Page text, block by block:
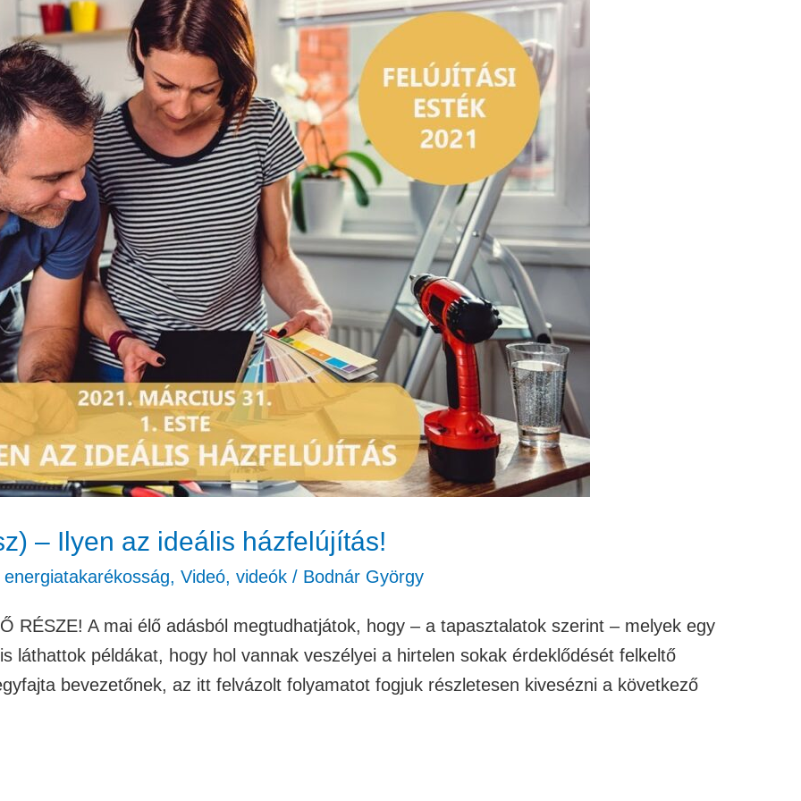
– Ilyen az ideális házfelújítás!
, Videó, videók / Bodnár György
RÉSZE! A mai élő adásból megtudhatjátok, hogy – a tapasztalatok szerint – melyek egy
láthattok példákat, hogy hol vannak veszélyei a hirtelen sokak érdeklődését felkeltő
bevezetőnek, az itt felvázolt folyamatot fogjuk részletesen kivesézni a következő